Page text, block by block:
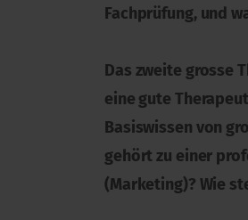
Fachprüfung, und
Das zweite grosse
eine gute
Basiswissen von
gehört zu einer
(Marketing)? Wie